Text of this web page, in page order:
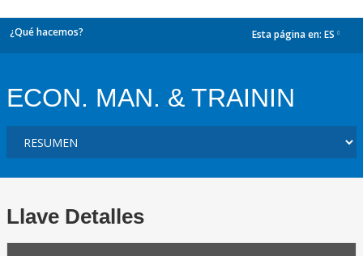
¿Qué hacemos? Esta página en: ES
ECON. MAN. & TRAININ
Llave Detalles